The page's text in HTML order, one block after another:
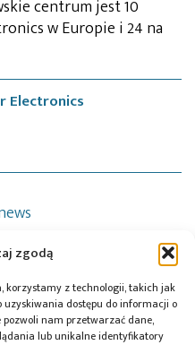
zgodą
korzystamy z technologii, takich jak
dostępu do informacji o
nam przetwarzać dane,
lub unikalne identyfikatory
centrum jest 10
w Europie i 24 na
Electronics